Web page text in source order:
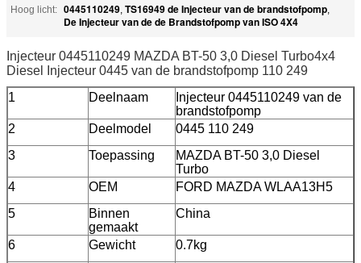
Hoog licht: 0445110249, TS16949 de Injecteur van de brandstofpomp,
De Injecteur van de de Brandstofpomp van ISO 4X4
Injecteur 0445110249 MAZDA BT-50 3,0 Diesel Turbo4x4
Diesel Injecteur 0445 van de brandstofpomp 110 249
1
Deelnaam
Injecteur 0445110249 van de
brandstofpomp
2
Deelmodel
0445 110 249
3
Toepassing
MAZDA BT-50 3,0 Diesel
Turbo
4
OEM
FORD MAZDA WLAA13H5
5
Binnen
gemaakt
China
6 Gewicht
0.7kg